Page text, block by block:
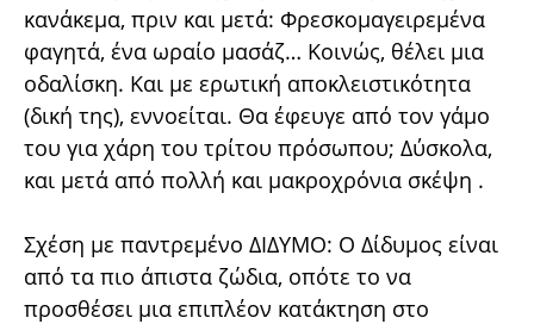
κανάκεμα, πριν και μετά: Φρεσκομαγειρεμένα
φαγητά, ένα ωραίο μασάζ… Κοινώς, θέλει μια
οδαλίσκη. Και με ερωτική αποκλειστικότητα
(δική της), εννοείται. Θα έφευγε από τον γάμο
του για χάρη του τρίτου πρόσωπου; Δύσκολα,
και μετά από πολλή και μακροχρόνια σκέψη .
Σχέση με παντρεμένο ΔΙΔΥΜΟ: Ο Δίδυμος είναι
από τα πιο άπιστα ζώδια, οπότε το να
προσθέσει μια επιπλέον κατάκτηση στο